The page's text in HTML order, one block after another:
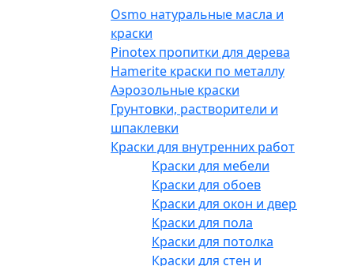
Osmo натуральные масла и
краски
Pinotex пропитки для дерева
Hamerite краски по металлу
Аэрозольные краски
Грунтовки, растворители и
шпаклевки
Краски для внутренних работ
Краски для мебели
Краски для обоев
Краски для окон и дверей
Краски для пола
Краски для потолка
Краски для стен и